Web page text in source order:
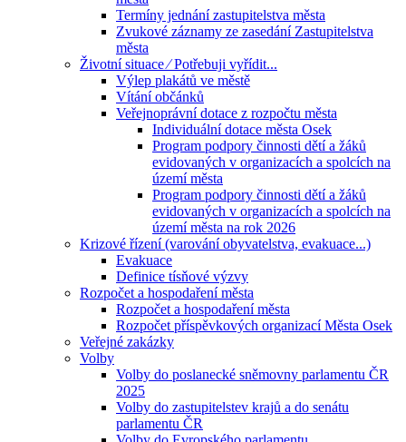
Termíny jednání zastupitelstva města
Zvukové záznamy ze zasedání Zastupitelstva
města
Životní situace ⁄ Potřebuji vyřídit...
Výlep plakátů ve městě
Vítání občánků
Veřejnoprávní dotace z rozpočtu města
Individuální dotace města Osek
Program podpory činnosti dětí a žáků
evidovaných v organizacích a spolcích na
území města
Program podpory činnosti dětí a žáků
evidovaných v organizacích a spolcích na
území města na rok 2026
Krizové řízení (varování obyvatelstva, evakuace...)
Evakuace
Definice tísňové výzvy
Rozpočet a hospodaření města
Rozpočet a hospodaření města
Rozpočet příspěvkových organizací Města Osek
Veřejné zakázky
Volby
Volby do poslanecké sněmovny parlamentu ČR
2025
Volby do zastupitelstev krajů a do senátu
parlamentu ČR